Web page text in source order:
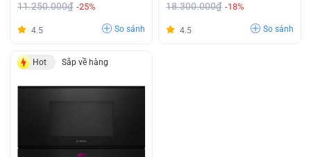
11.250.000₫ -25%
4.5 So sánh
18.300.000₫ -18%
4.5 So sánh
Hot Sắp về hàng